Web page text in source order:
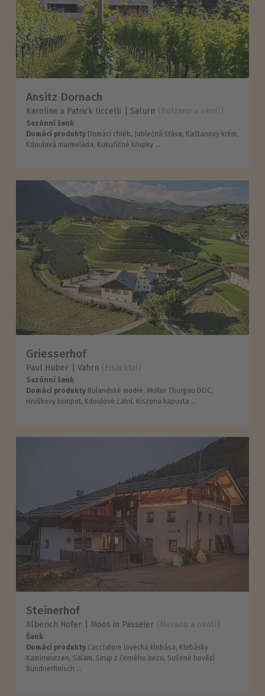
Ansitz Dornach
Karoline a Patrick Uccelli Salurn (Bolzano a okolí)
Sezónní šenk
Domácí produkty Domácí chléb, Jablečná šťáva, Kaštanový krém,
Kdoulová marmeláda, Kukuřičné křupky ...
Griesserhof
Paul Huber Vahrn (Eisacktal)
Sezónní šenk
Domácí produkty Rulandské modré, Müller Thurgau DOC,
Hruškový kompot, Kdoulové čatní, Kiszona kapusta ...
Steinerhof
Alberich Hofer Moos in Passeier (Merano a okolí)
Šenk
Domácí produkty Cacciatore lovecká klobása, Klobásky
Kaminwurzen, Salám, Sirup z černého bezu, Sušené hovězí
Bündnerfleisch ...